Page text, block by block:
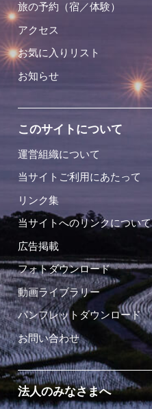
旅の予約（宿／体験）
アクセス
お気に入りリスト
お知らせ
このサイトについて
運営組織について
当サイトご利用にあたって
リンク集
当サイトへのリンクについて
広告掲載
フォトダウンロード
動画ライブラリー
パンフレットダウンロード
お問い合わせ
法人のみなさまへ